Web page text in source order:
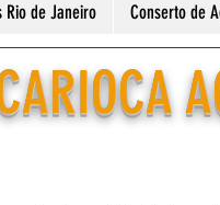
Rio de Janeiro Conserto de